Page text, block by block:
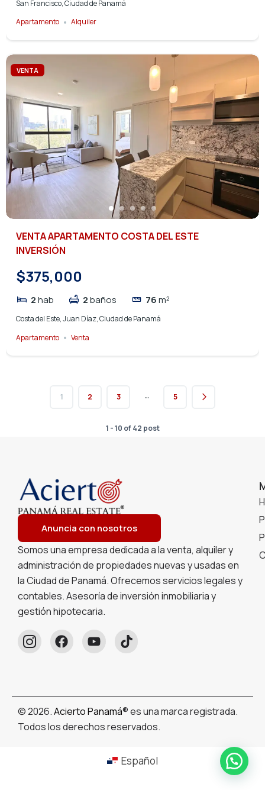
San Francisco, Ciudad de Panamá
Apartamento
Alquiler
VENTA
VENTA APARTAMENTO COSTA DEL ESTE
INVERSIÓN
$375,000
2hab 2baños 76m²
Costa del Este, Juan Díaz, Ciudad de Panamá
Apartamento
Venta
1 2 3 … 5
1 - 10 of 42 post
Anuncia con nosotros
Somos una empresa dedicada a la venta, alquiler y
administración de propiedades nuevas y usadas en
la Ciudad de Panamá. Ofrecemos servicios legales y
contables. Asesoría de inversión inmobiliaria y
gestión hipotecaria.
© 2026.Acierto Panamá® es una marca registrada.
Todos los derechos reservados.
Español